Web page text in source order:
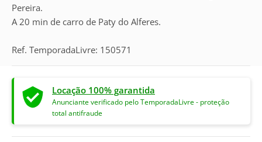
Pereira.
A 20 min de carro de Paty do Alferes.
Ref. TemporadaLivre: 150571
Locação 100% garantida
Anunciante verificado pelo TemporadaLivre - proteção
total antifraude